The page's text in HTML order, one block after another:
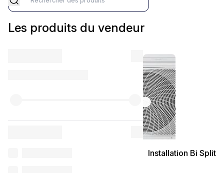
marketplace::app.shop.sellers.profile.reviews.search
Les produits du vendeur
Installation Bi Split